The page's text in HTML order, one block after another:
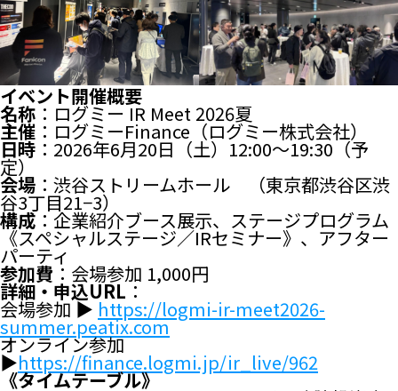
イベント開催概要
名称 ：ログミー IR Meet 2026夏
主催 ：ログミーFinance（ログミー株式会社）
日時 ：2026年6月20日（土）12:00〜19:30（予
定）
会場 ：渋谷ストリームホール （東京都渋谷区渋
谷3丁目21−3）
構成：企業紹介ブース展示、ステージプログラム
《スペシャルステージ／IRセミナー》、アフター
パーティ
参加費 ：会場参加 1,000円
詳細・申込URL ：
会場参加 ▶ https://logmi-ir-meet2026-
summer.peatix.com
オンライン参加
▶https://finance.logmi.jp/ir_live/962
《タイムテーブル》